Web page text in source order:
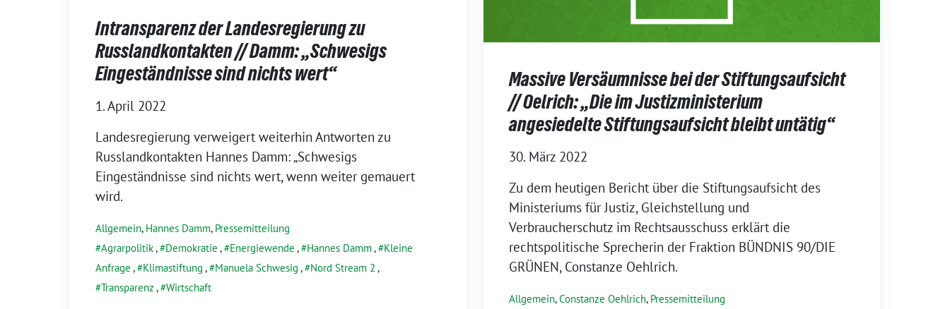
Intransparenz der Landesregierung zu
Russlandkontakten // Damm: „Schwesigs
Eingeständnisse sind nichts wert“
1. April 2022
Landesregierung verweigert weiterhin Antworten zu
Russlandkontakten Hannes Damm: „Schwesigs
Eingeständnisse sind nichts wert, wenn weiter gemauert
wird.
Allgemein, Hannes Damm, Pressemitteilung
Agrarpolitik, Demokratie , Energiewende , Hannes Damm,
Kleine
Anfrage , Klimastiftung , Manuela Schwesig , Nord Stream 2 ,
Transparenz , Wirtschaft
Massive Versäumnisse bei der Stiftungsaufsicht
// Oelrich: „Die im Justizministerium
angesiedelte Stiftungsaufsicht bleibt untätig“
30. März 2022
Zu dem heutigen Bericht über die Stiftungsaufsicht des
Ministeriums für Justiz, Gleichstellung und
Verbraucherschutz im Rechtsausschuss erklärt die
rechtspolitische Sprecherin der Fraktion BÜNDNIS 90/DIE
GRÜNEN, Constanze Oehlrich.
Allgemein,Constanze Oehlrich, Pressemitteilung